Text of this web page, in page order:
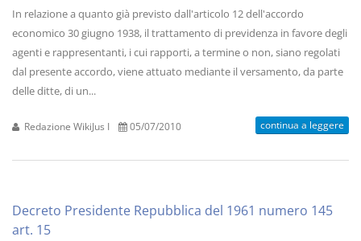
In relazione a quanto già previsto dall'articolo 12 dell'accordo
economico 30 giugno 1938, il trattamento di previdenza in favore degli
agenti e rappresentanti, i cui rapporti, a termine o non, siano regolati
dal presente accordo, viene attuato mediante il versamento, da parte
delle ditte, di un...
Redazione WikiJus I 05/07/2010 continua a leggere
Decreto Presidente Repubblica del 1961 numero 145
art. 15